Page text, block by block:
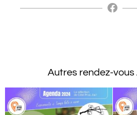
Autres rendez-vous